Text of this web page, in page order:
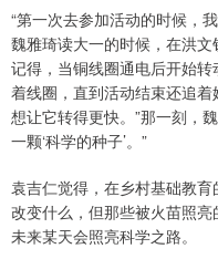
“第一次去参加活动的时候，
魏雅琦读大一的时候，在洪
记得，当铜线圈通电后开始
着线圈，直到活动结束还追
想让它转得更快。”那一刻，
一颗‘科学的种子’。”
袁吉仁觉得，在乡村基础教育
改变什么，但那些被火苗照
未来某天会照亮科学之路。